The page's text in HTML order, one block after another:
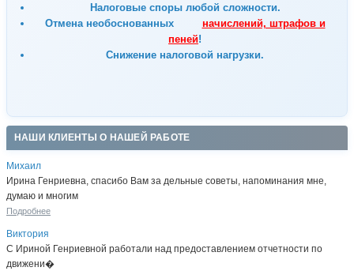
Налоговые споры любой сложности.
Отмена необоснованных начислений, штрафов и
пеней!
Снижение налоговой нагрузки.
НАШИ КЛИЕНТЫ О НАШЕЙ РАБОТЕ
Михаил
Ирина Генриевна, спасибо Вам за дельные советы, напоминания мне,
думаю и многим
Подробнее
Виктория
С Ириной Генриевной работали над предоставлением отчетности по
движени�